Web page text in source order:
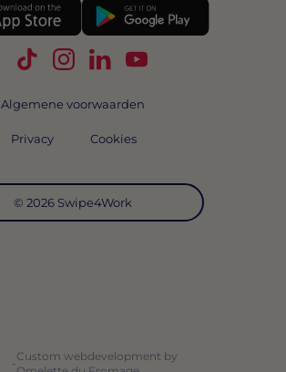
Volg Swipe4Work op TikTok
Volg Swipe4Work op
Volg Swipe4Work op
Volg Swipe4Work
© 2026 Swipe4Work
Algemene voorwaarden
Privacy Cookies
-
Custom webdevelopment by